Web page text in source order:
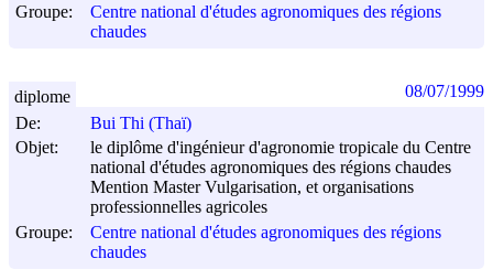
Groupe:
Centre national d'études agronomiques des régions
chaudes
De:
Bui Thi (Thaï)
Objet:
le diplôme d'ingénieur d'agronomie tropicale du Centre
national d'études agronomiques des régions chaudes
Mention Master Vulgarisation, et organisations
professionnelles agricoles
Groupe:
Centre national d'études agronomiques des régions
chaudes
diplome 08/07/1999